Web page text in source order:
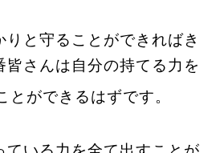
りと守ることができればき
皆さんは自分の持てる力を
とができるはずです。